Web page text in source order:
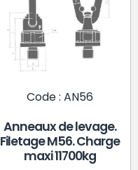
Code : AN56
Anneaux de levage.
Filetage M56. Charge
maxi 11700kg